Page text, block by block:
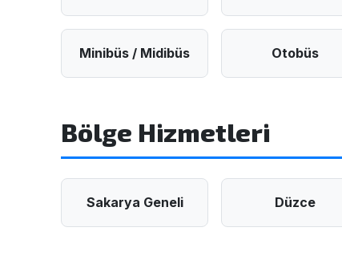
Minibüs / Midibüs Otobüs
Bölge Hizmetleri
Sakarya Geneli Düzce